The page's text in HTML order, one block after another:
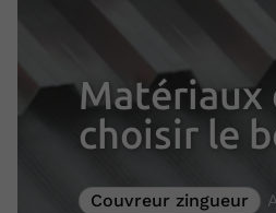
Matériaux
choisir le
Couvreur zingueur